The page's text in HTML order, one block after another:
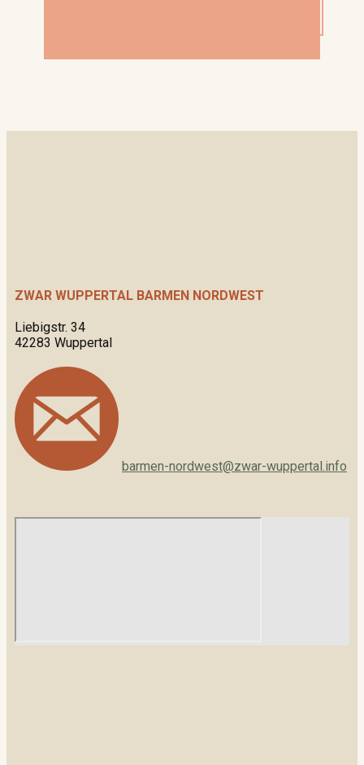
ZWAR WUPPERTAL BARMEN NORDWEST
Liebigstr. 34
42283 Wuppertal
barmen-nordwest@zwar-wuppertal.info